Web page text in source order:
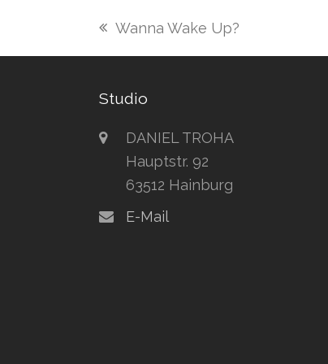
vorheriger
Wanna Wake Up?
Studio
DANIEL TROHA
Hauptstr. 92
63512 Hainburg
E-Mail